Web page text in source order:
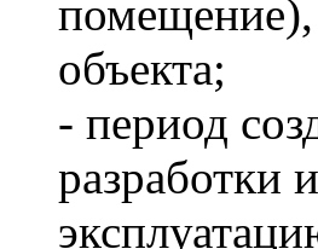
помещение),
объекта;
- период
разработки